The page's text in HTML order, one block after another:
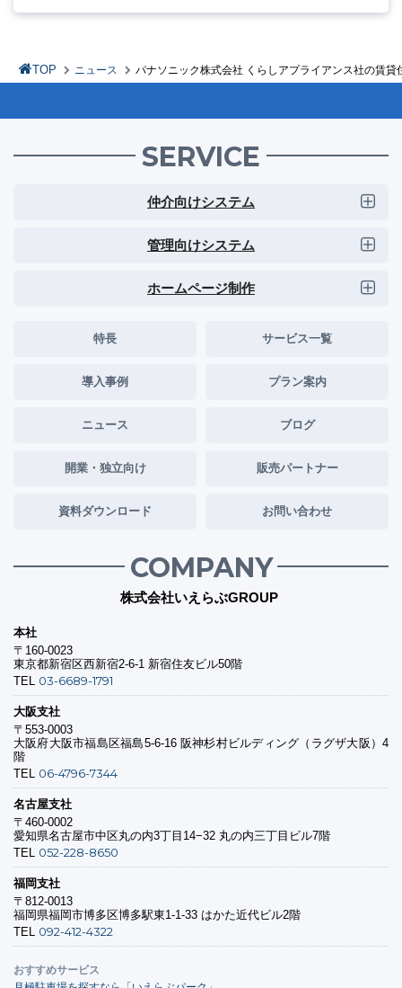
TOP ニュース パナソニック株式会社 くらしアプライアンス社の賃
SERVICE
仲介向けシステム
管理向けシステム
ホームページ制作
特長 サービス一覧
導入事例 プラン案内
ニュース ブログ
開業・独立向け 販売パートナー
資料ダウンロード お問い合わせ
COMPANY
株式会社いえらぶGROUP
本社
〒160-0023
東京都新宿区西新宿2-6-1 新宿住友ビル50階
TEL 03-6689-1791
大阪支社
〒553-0003
大阪府大阪市福島区福島5-6-16 阪神杉村ビルディング（ラグザ大阪）4
階
TEL 06-4796-7344
名古屋支社
〒460-0002
愛知県名古屋市中区丸の内3丁目14−32 丸の内三丁目ビル7階
TEL 052-228-8650
福岡支社
〒812-0013
福岡県福岡市博多区博多駅東1-1-33 はかた近代ビル2階
TEL 092-412-4322
おすすめサービス